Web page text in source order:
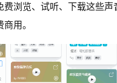
费浏览、试听、下载这些声
用。